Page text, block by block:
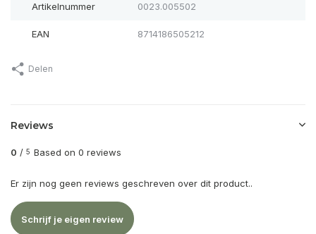
Artikelnummer 0023.005502
EAN 8714186505212
Delen
Reviews
0 / 5 Based on 0 reviews
Er zijn nog geen reviews geschreven over dit product..
Schrijf je eigen review